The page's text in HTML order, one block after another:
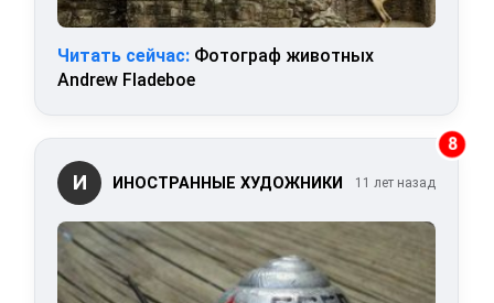
Читать сейчас: Фотограф животных
Andrew Fladeboe
8
И ИНОСТРАННЫЕ ХУДОЖНИКИ 11 лет назад